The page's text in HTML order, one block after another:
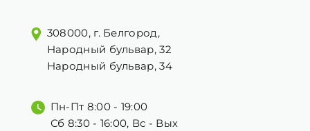
308000, г. Белгород,
Народный бульвар, 32
Народный бульвар, 34
Пн-Пт 8:00 - 19:00
Сб 8:30 - 16:00, Вс - Вых